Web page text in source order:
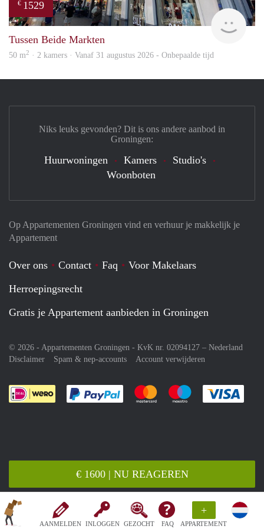
AANMELDEN INLOGGEN GEZOCHT FAQ
+
APPARTEMENT
€ 1600 | NU REAGEREN
€ 1529
Tussen Beide Markten
50 m2 · 2 kamers · Vanaf 31 augustus 2026 - Onbepaalde tijd
Op Appartementen Groningen vind en verhuur je makkelijk je
Appartement
Over ons Contact Faq
Voor Makelaars
Herroepingsrecht
Gratis je Appartement aanbieden in Groningen
© 2026 - Appartementen Groningen - KvK nr. 02094127 – Nederland
Disclaimer
Spam & nep-accounts Account verwijderen
Je rekent gemakkelijk af met Paypal
Je rekent gemakkelijk af met
Je rekent
Niks leuks gevonden? Dit is ons andere aanbod in
Groningen:
Huurwoningen Kamers
Studio's
Woonboten